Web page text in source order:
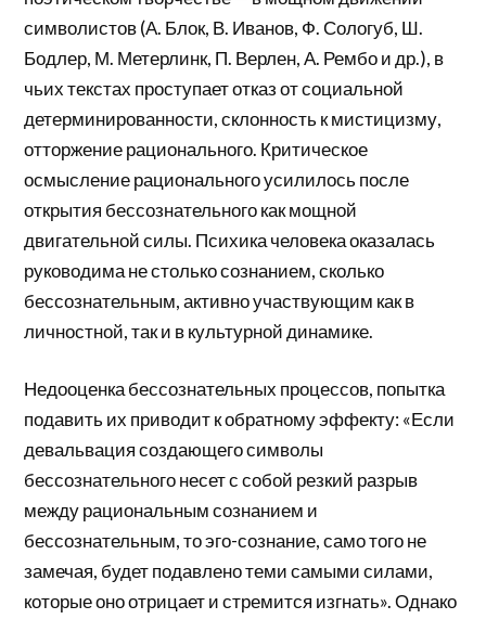
символистов (А. Блок, В. Иванов, Ф. Сологуб, Ш.
Бодлер, М. Метерлинк, П. Верлен, А. Рембо и др.), в
чьих текстах проступает отказ от социальной
детерминированности, склонность к мистицизму,
отторжение рационального. Критическое
осмысление рационального усилилось после
открытия бессознательного как мощной
двигательной силы. Психика человека оказалась
руководима не столько сознанием, сколько
бессознательным, активно участвующим как в
личностной, так и в культурной динамике.
Недооценка бессознательных процессов, попытка
подавить их приводит к обратному эффекту: «Если
девальвация создающего символы
бессознательного несет с собой резкий разрыв
между рациональным сознанием и
бессознательным, то эго-сознание, само того не
замечая, будет подавлено теми самыми силами,
которые оно отрицает и стремится изгнать». Однако